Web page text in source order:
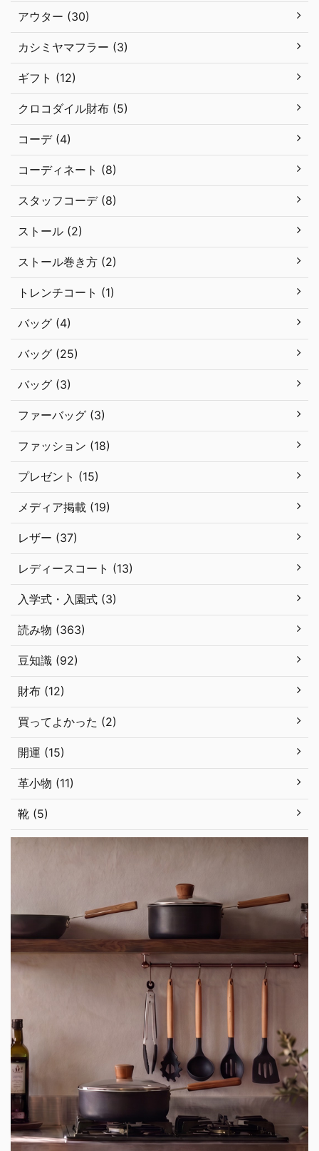
アウター (30)
カシミヤマフラー (3)
ギフト (12)
クロコダイル財布 (5)
コーデ (4)
コーディネート (8)
スタッフコーデ (8)
ストール (2)
ストール巻き方 (2)
トレンチコート (1)
バッグ (4)
バッグ (25)
バッグ (3)
ファーバッグ (3)
ファッション (18)
プレゼント (15)
メディア掲載 (19)
レザー (37)
レディースコート (13)
入学式・入園式 (3)
読み物 (363)
豆知識 (92)
財布 (12)
買ってよかった (2)
開運 (15)
革小物 (11)
靴 (5)